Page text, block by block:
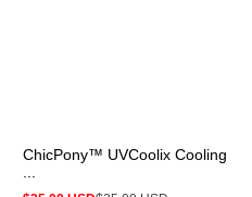
ChicPony™ UVCoolix Cooling